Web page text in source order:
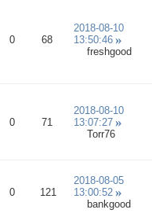
0 68
2018-08-10
13:50:46
freshgood
0 71
2018-08-10
13:07:27
Torr76
0 121
2018-08-05
13:00:52
bankgood